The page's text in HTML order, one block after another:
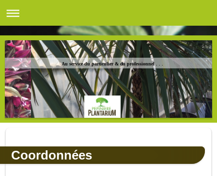
Au service du particulier & du professionnel . . .
Coordonnées